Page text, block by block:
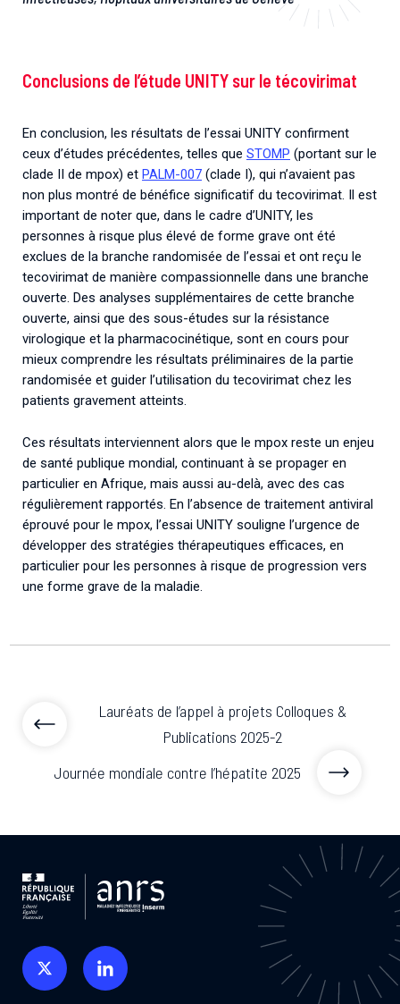
Conclusions de l’étude UNITY sur le técovirimat
En conclusion, les résultats de l’essai UNITY confirment
ceux d’études précédentes, telles que STOMP (portant sur le
clade II de mpox) et PALM-007 (clade I), qui n’avaient pas
non plus montré de bénéfice significatif du tecovirimat. Il est
important de noter que, dans le cadre d’UNITY, les
personnes à risque plus élevé de forme grave ont été
exclues de la branche randomisée de l’essai et ont reçu le
tecovirimat de manière compassionnelle dans une branche
ouverte. Des analyses supplémentaires de cette branche
ouverte, ainsi que des sous-études sur la résistance
virologique et la pharmacocinétique, sont en cours pour
mieux comprendre les résultats préliminaires de la partie
randomisée et guider l’utilisation du tecovirimat chez les
patients gravement atteints.
Ces résultats interviennent alors que le mpox reste un enjeu
de santé publique mondial, continuant à se propager en
particulier en Afrique, mais aussi au-delà, avec des cas
régulièrement rapportés. En l’absence de traitement antiviral
éprouvé pour le mpox, l’essai UNITY souligne l’urgence de
développer des stratégies thérapeutiques efficaces, en
particulier pour les personnes à risque de progression vers
une forme grave de la maladie.
Lauréats de l’appel à projets Colloques &
Publications 2025-2
Journée mondiale contre l’hépatite 2025